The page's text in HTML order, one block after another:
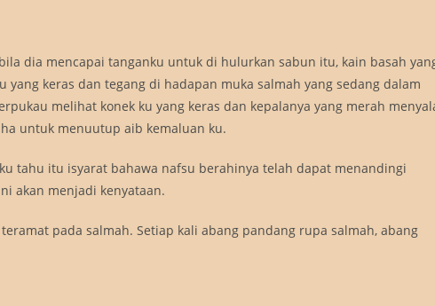
dia mencapai tanganku untuk di hulurkan sabun itu, kain basah
keras dan tegang di hadapan muka salmah yang sedang dalam
melihat konek ku yang keras dan kepalanya yang merah
untuk menuutup aib kemaluan ku.
tahu itu isyarat bahawa nafsu berahinya telah dapat menandingi
akan menjadi kenyataan.
pada salmah. Setiap kali abang pandang rupa salmah, abang